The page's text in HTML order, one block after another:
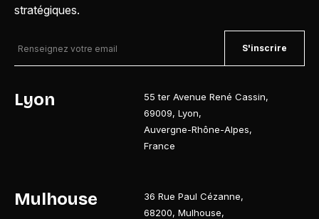
stratégiques.
S'inscrire
Lyon 55 ter Avenue René Cassin,
69009,Lyon,
Auvergne-Rhône-Alpes,
France
Mulhouse 36 Rue Paul Cézanne,
68200,Mulhouse,